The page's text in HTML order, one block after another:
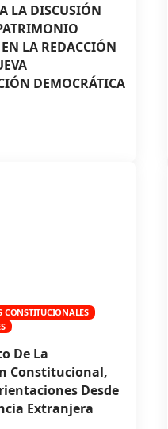
LA DISCUSIÓN
LA REDACCIÓN
DEMOCRÁTICA
CONSTITUCIONALES
De La
Constitucional,
Desde
Extranjera